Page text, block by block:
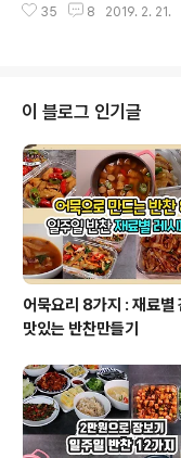
분~10분 돌려주셔도 되고 냄
주로도 딱 좋아요 두부 한모와
다진마늘 1/2스픈, 간장 4, 액
2.물 100ml 넣기두부와 양파
많이 안넣어도 되요 3.양파와
를 썰어 전골냄비 아래에 깔
두부위에 올릴수 있도록 조
좋은 크기로 2등분 또는 3..
35 8 2019. 2. 21.
이 블로그 인기글
어묵요리 8가지 : 재료별
맛있는 반찬만들기